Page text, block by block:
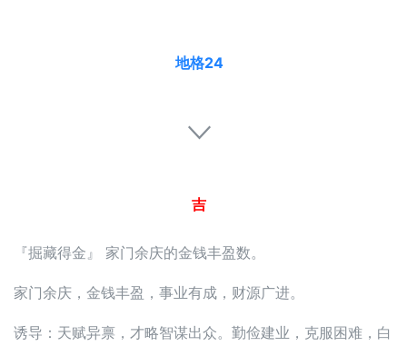
地格24
吉
『掘藏得金』 家门余庆的金钱丰盈数。
家门余庆，金钱丰盈，事业有成，财源广进。
诱导：天赋异禀，才略智谋出众。勤俭建业，克服困难，白